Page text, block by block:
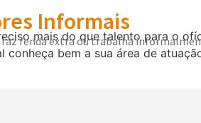
Informais
faz renda extra ou trabalha
mais do que talento para o
bem a sua área de